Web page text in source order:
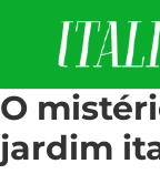
O
jardim